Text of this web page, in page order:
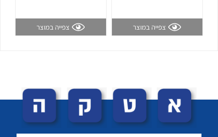
לכל מוצרי היצרן לכל מוצרי היצרן
צפייה במוצר צפייה במוצר